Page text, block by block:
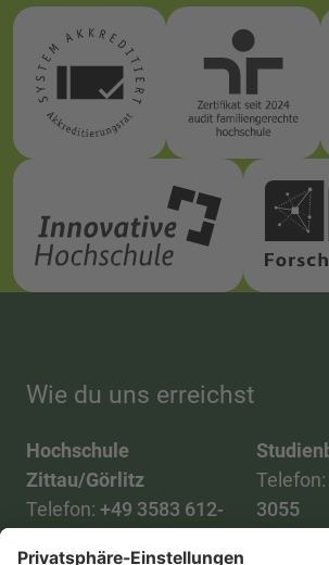
Wie du uns erreichst
Hochschule
Zittau/Görlitz
Telefon: +49 3583 612-
Telefon:
3055